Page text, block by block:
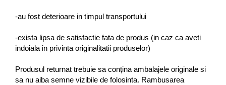
Whirlpool
-au fost deterioare in timpul transportului
-exista lipsa de satisfactie fata de produs (in caz ca aveti
indoiala in privinta originalitatii produselor)
Produsul returnat trebuie sa conțina ambalajele originale si
sa nu aiba semne vizibile de folosinta. Rambusarea